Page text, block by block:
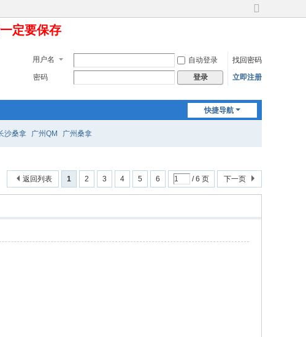
切
版
定要保存
用户名 自动登录
找回密码
密码
登录 立即注册
快捷导航
沙桑拿 广州QM 广州桑拿
1 2 3 4 5 6 / 6 页 下一页
返回列表